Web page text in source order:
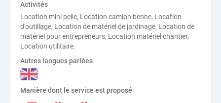
Activités
Location mini pelle, Location camion benne, Location
d'outillage, Location de matériel de jardinage, Location de
matériel pour entrepreneurs, Location matériel chantier,
Location utilitaire.
Autres langues parlées
Manière dont le service est proposé